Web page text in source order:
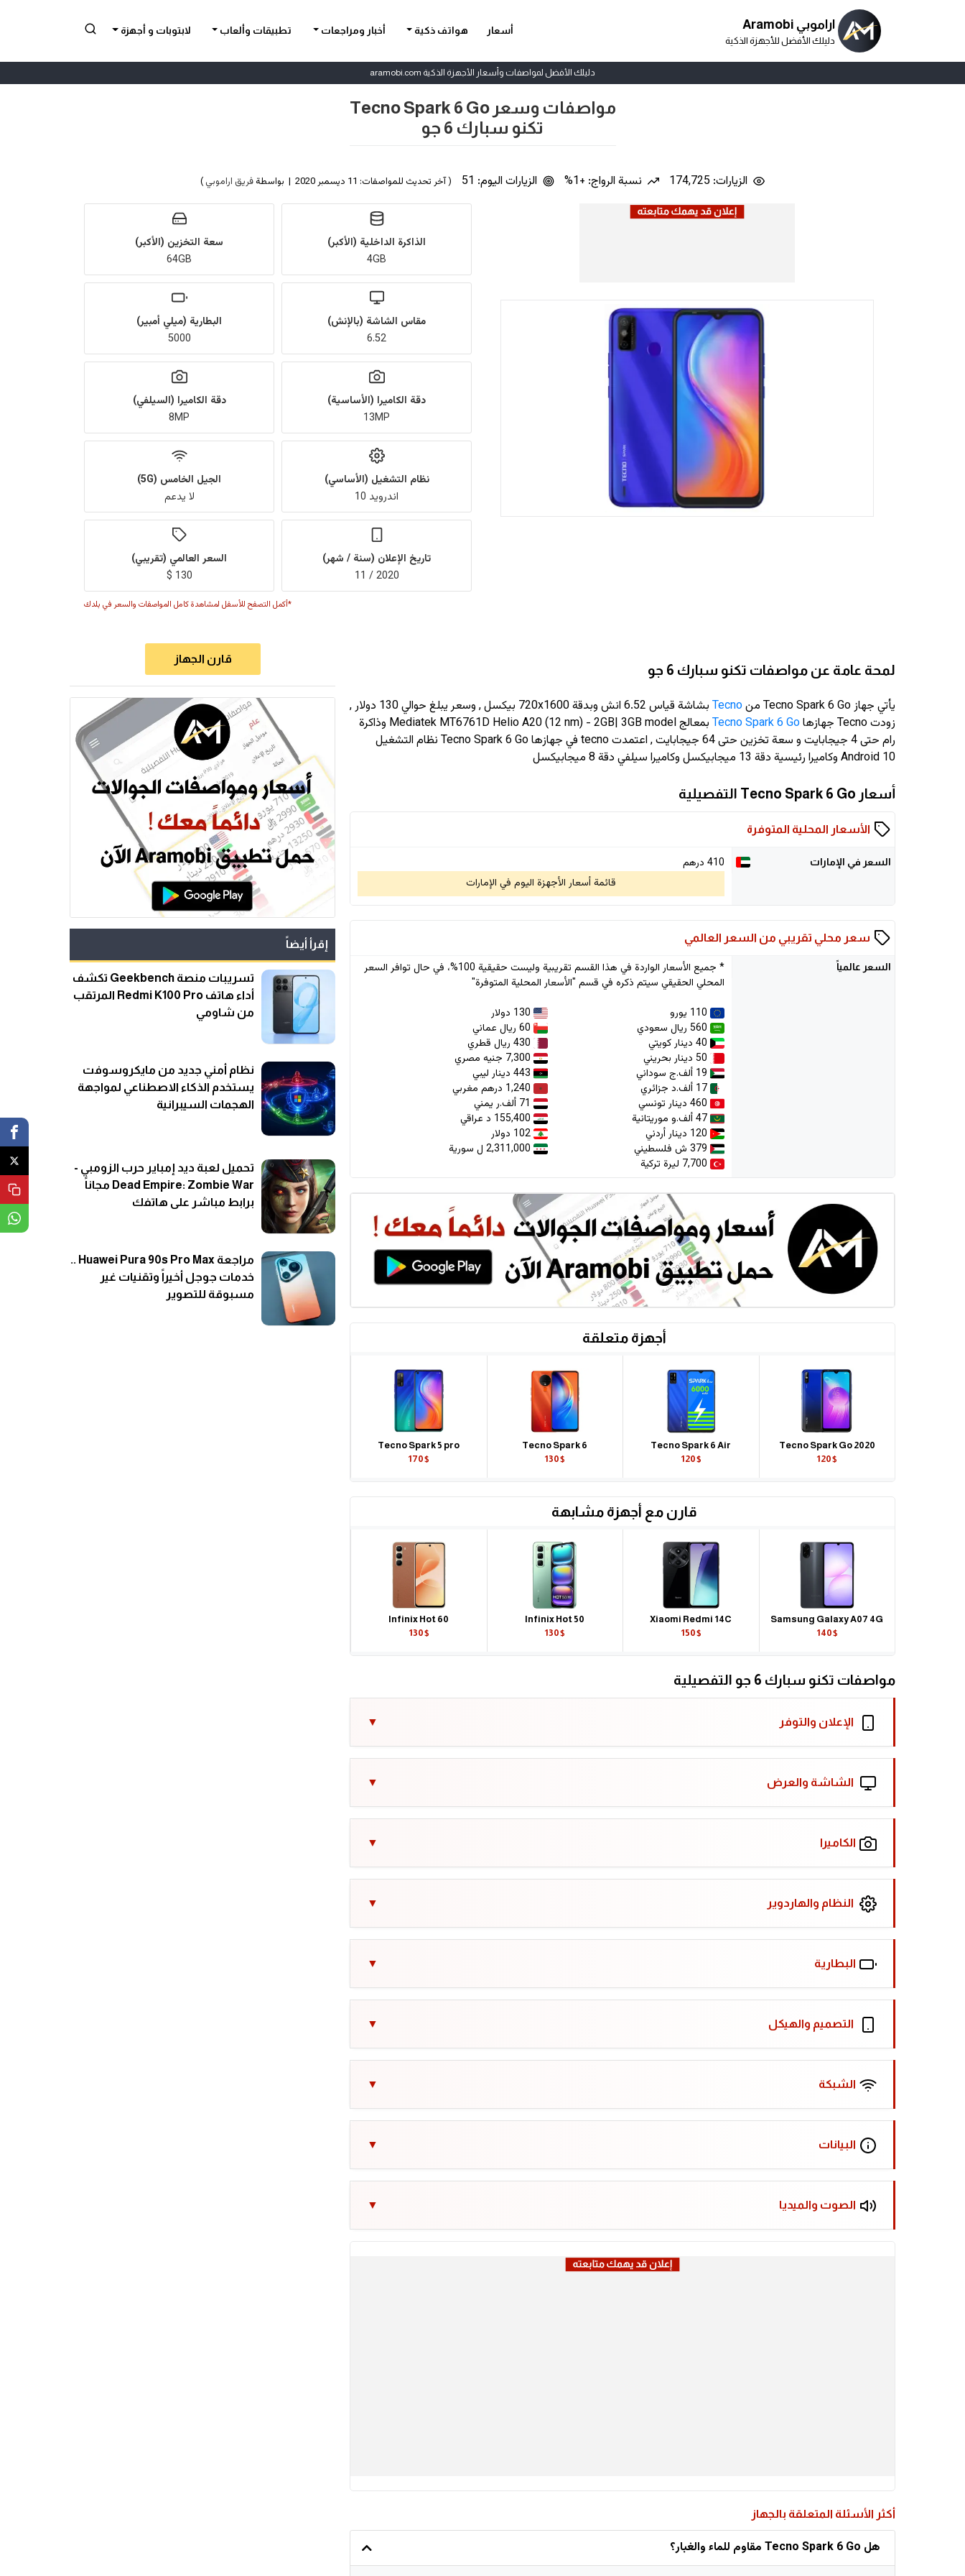
اراموبي Aramobi
دليلك الأفضل للأجهزة الذكية
أسعار هواتف ذكية أخبار ومراجعات تطبيقات وألعاب لابتوبات و أجهزة
دليلك الأفضل لمواصفات وأسعار الأجهزة الذكية aramobi.com
مواصفات وسعر Tecno Spark 6 Go
تكنو سبارك 6 جو
الزيارات: 174,725 نسبة الرواج: +1% الزيارات اليوم: 51 ( آخر تحديث للمواصفات: 11 ديسمبر 2020 | بواسطة فريق اراموبي )
الذاكرة الداخلية (الأكبر)
4GB
سعة التخزين (الأكبر)
64GB
مقاس الشاشة (بالإنش)
6.52
البطارية (ميلي أمبير)
5000
دقة الكاميرا (الأساسية)
13MP
دقة الكاميرا (السيلفي)
8MP
نظام التشغيل (الأساسي)
اندرويد 10
الجيل الخامس (5G)
لا يدعم
تاريخ الإعلان (سنة / شهر)
2020 / 11
السعر العالمي (تقريبي)
130 $
*أكمل التصفح للأسفل لمشاهدة كامل المواصفات والسعر في بلدك
لمحة عامة عن مواصفات تكنو سبارك 6 جو
يأتي جهاز Tecno Spark 6 Go من Tecno بشاشة قياس 6.52 انش وبدقة 720x1600 بيكسل , وسعر يبلغ حوالي 130 دولار
,
زودت Tecno جهازها
Tecno Spark 6 Go
بمعالج Mediatek MT6761D Helio A20 (12 nm) - 2GB| 3GB model وذاكرة
رام حتى 4 جيجابايت و سعة تخزين حتى 64 جيجابايت , اعتمدت tecno في جهازها Tecno Spark 6 Go نظام التشغيل
Android 10 وكاميرا رئيسية دقة 13 ميجابيكسل وكاميرا سيلفي دقة 8 ميجابيكسل
أسعار Tecno Spark 6 Go التفصيلية
الأسعار المحلية المتوفرة
السعر في الإمارات
410 درهم
قائمة أسعار الأجهزة اليوم في الإمارات
سعر محلي تقريبي من السعر العالمي
السعر عالمياً
* جميع الأسعار الواردة في هذا القسم تقريبية وليست حقيقية 100%، في حال توافر السعر
المحلي الحقيقي سيتم ذكره في قسم "الأسعار المحلية المتوفرة"
17 ألف.د جزائري
47 ألف.و موريتانية
102 دولار
أجهزة متعلقة
Tecno Spark Go 2020
120$
Tecno Spark 6 Air
120$
Tecno Spark 6
130$
Tecno Spark 5 pro
170$
قارن مع أجهزة مشابهة
Samsung Galaxy A07 4G
140$
Xiaomi Redmi 14C
150$
Infinix Hot 50
130$
Infinix Hot 60
130$
مواصفات تكنو سبارك 6 جو التفصيلية
الإعلان والتوفر
الشاشة والعرض
الكاميرا
النظام والهاردوير
البطارية
التصميم والهيكل
الشبكة
البيانات
الصوت والميديا
أكثر الأسئلة المتعلقة بالجهاز
هل Tecno Spark 6 Go مقاوم للماء والغبار؟
قارن الجهاز
إقرأ أيضاً
تسريبات منصة Geekbench تكشف
أداء هاتف Redmi K100 Pro المرتقب
من شاومي
نظام أمني جديد من مايكروسوفت
يستخدم الذكاء الاصطناعي لمواجهة
الهجمات السيبرانية
تحميل لعبة ديد إمباير حرب الزومبي -
Dead Empire: Zombie War مجاناً
برابط مباشر على هاتفك
مراجعة Huawei Pura 90s Pro Max ..
خدمات جوجل أخيراً وتقنيات غير
مسبوقة للتصوير